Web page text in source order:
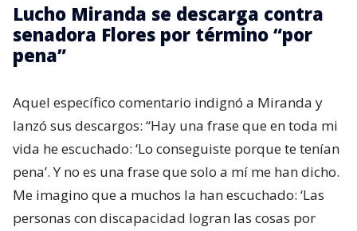
Lucho Miranda se descarga contra
senadora Flores por término “por
pena”
Aquel específico comentario indignó a Miranda y
lanzó sus descargos: “Hay una frase que en toda mi
vida he escuchado: ‘Lo conseguiste porque te tenían
pena’. Y no es una frase que solo a mí me han dicho.
Me imagino que a muchos la han escuchado: ‘Las
personas con discapacidad logran las cosas por